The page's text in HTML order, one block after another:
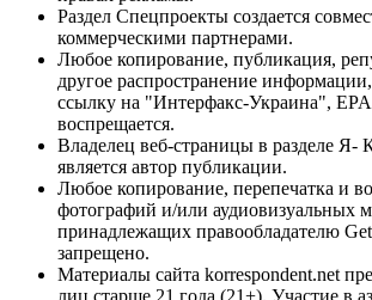
Раздел Спецпроекты создается
коммерческими партнерами.
Любое копирование, публикация,
другое распространение
ссылку на "Интерфакс-Украина",
воспрещается.
Владелец веб-страницы в разделе Я-
является автор публикации.
Любое копирование, перепечатка и
фотографий и/или аудиовизуальных
принадлежащих правообладателю
запрещено.
Материалы сайта korrespondent.net
лиц старше 21 года (21+). Участие в